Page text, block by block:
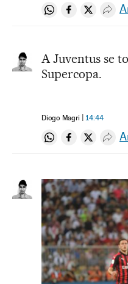
Compartir en
Compartir
A Juventus se
Supercopa.
Diogo Magri 14:44
Compartir en
Compartir